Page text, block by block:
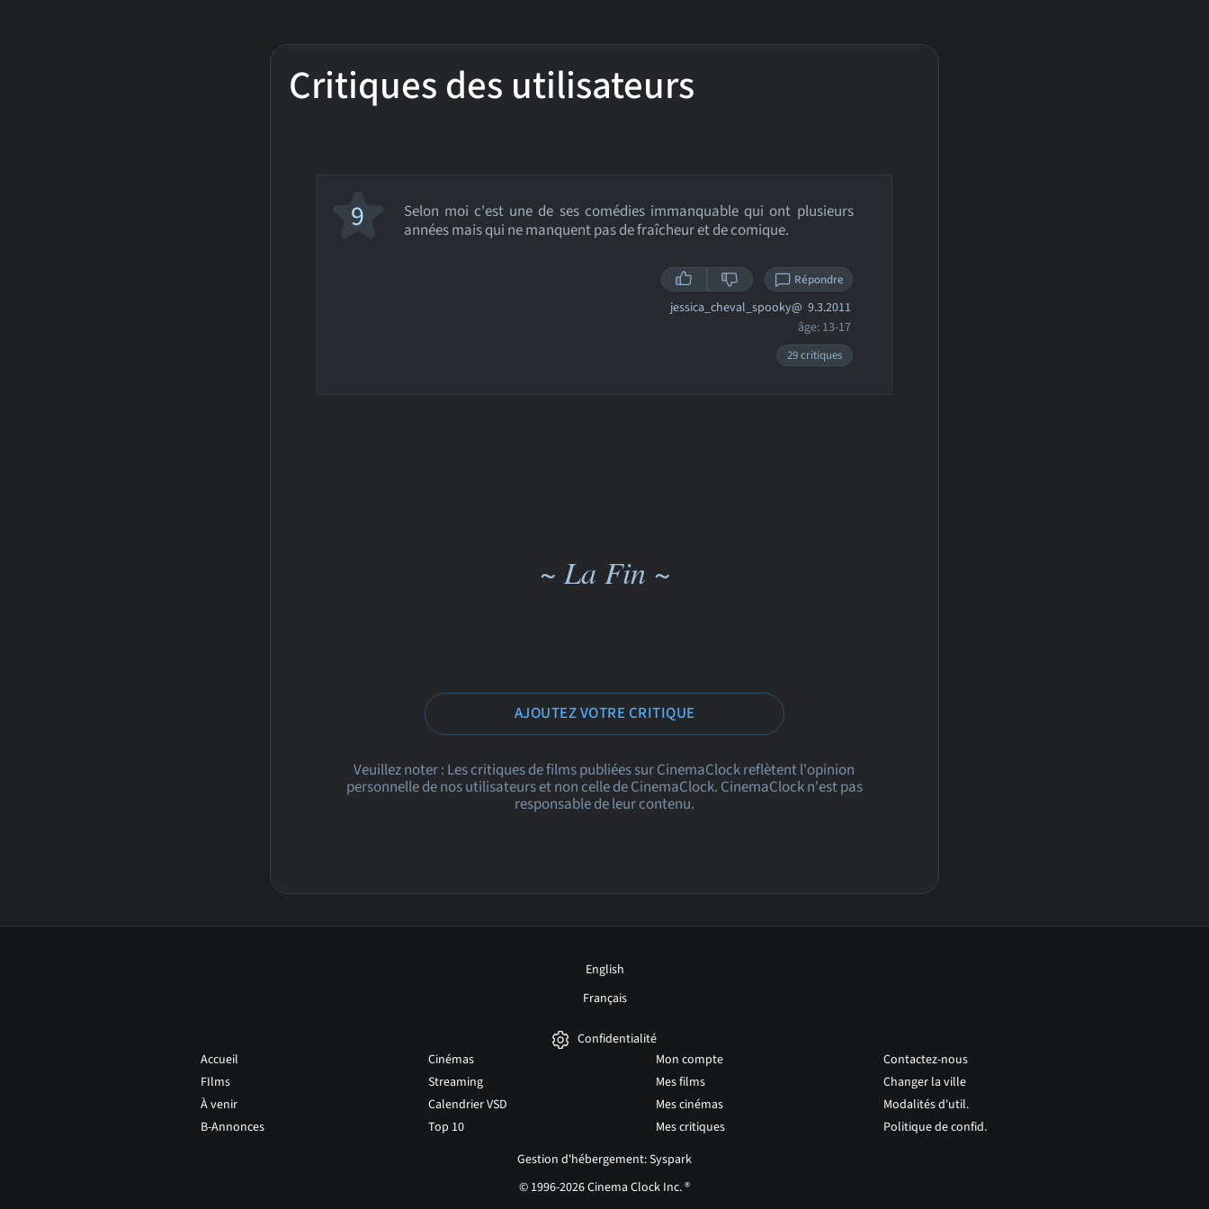
Critiques des utilisateurs
Selon moi c'est une de ses comédies immanquable qui ont plusieurs
années mais qui ne manquent pas de fraîcheur et de comique.
9
Répondre
jessica_cheval_spooky@ 9.3.2011
âge: 13-17
29 critiques
~ La Fin ~
AJOUTEZ VOTRE CRITIQUE
Veuillez noter : Les critiques de films publiées sur CinemaClock reflètent l'opinion
personnelle de nos utilisateurs et non celle de CinemaClock. CinemaClock n'est pas
responsable de leur contenu.
English
Français
Confidentialité
Accueil
FIlms
À venir
B-Annonces
Cinémas
Streaming
Calendrier VSD
Top 10
Mon compte
Mes films
Mes cinémas
Mes critiques
Contactez-nous
Changer la ville
Modalités d'util.
Politique de confid.
Gestion d'hébergement: Syspark
© 1996-2026 Cinema Clock Inc. ®